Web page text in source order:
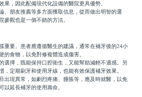
果，因此配備現代化設備的醫院更具優勢。
朋友推薦等多方面獲取信息，從而做出明智的選
參觀也是一個不錯的方法。
要。患者應遵循醫生的建議，通常在補牙後的24小
的食物，以免對修複體造成傷害。
擇，既能保持口腔衛生，又能幫助減輕不適感。另
，定期刷牙和使用牙線，也能有效保護補牙效果。
現異常，如劇烈疼痛、腫脹等，應及時就醫，以免
以延長補牙的使用壽命。